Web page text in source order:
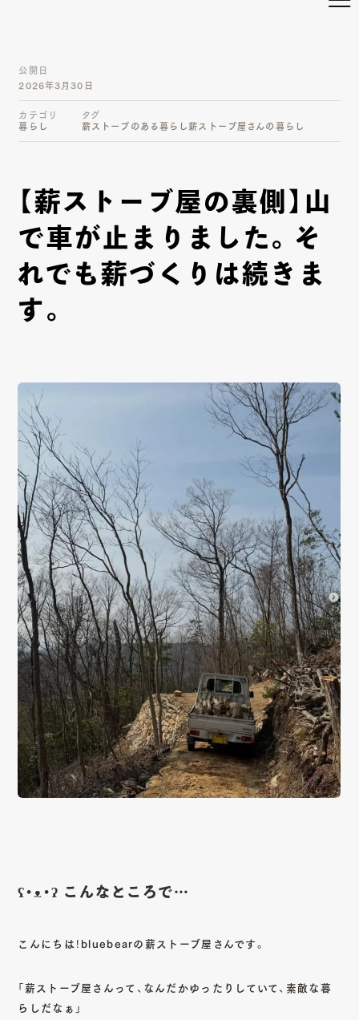
TOP
トップ
ABOUT
私たちについて
03
SERVICE
サービス詳細
ITEM
商品一覧
05
WORKS
施工一覧
06
MAGAZINE
読み物一覧
07
SHOP INFO
店舗情報
08
CONTACT
お問い合わせ
CONTACT
Instagram Youtube
公開日
2026年3月30日
カテゴリ
暮らし
タグ
薪ストーブのある暮らし薪ストーブ屋さんの暮らし
【薪ストーブ屋の裏側】山
で車が止まりました。そ
れでも薪づくりは続きま
す。
ʕ•ᴥ•ʔ こんなところで…
こんにちは！bluebearの薪ストーブ屋さんです。
「薪ストーブ屋さんって、なんだかゆったりしていて、素敵な暮
らしだなぁ」